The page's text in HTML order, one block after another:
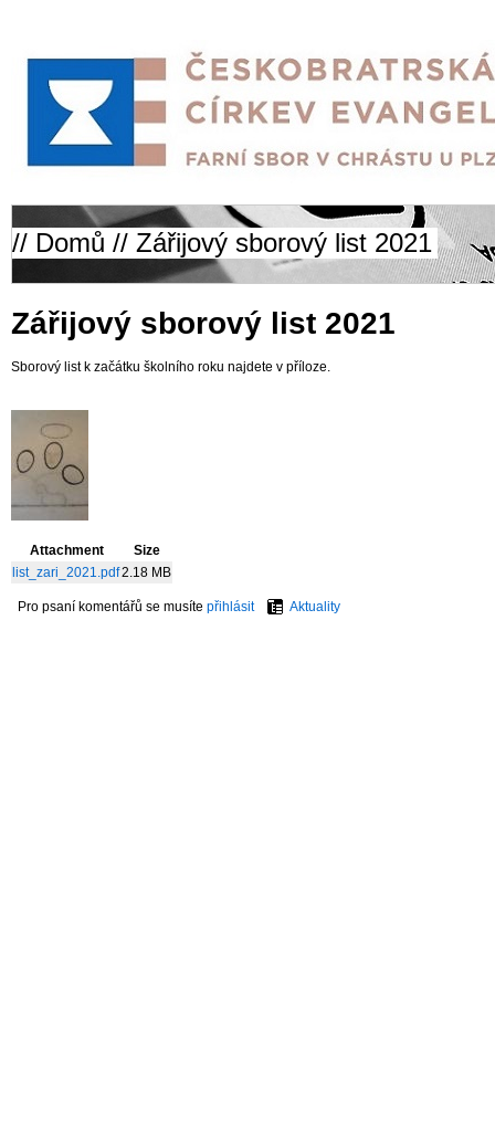
// Domů // Zářijový sborový list 2021
Zářijový sborový list 2021
Sborový list k začátku školního roku najdete v příloze.
Attachment
Size
list_zari_2021.pdf2.18 MB
Pro psaní komentářů se musíte přihlásit Aktuality